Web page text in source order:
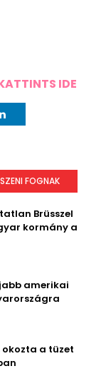
IDE
FOGNAK
Brüsszel
kormány a
amerikai
a tüzet